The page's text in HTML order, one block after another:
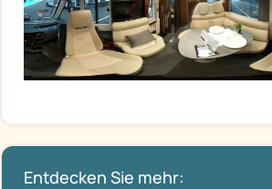
Entdecken Sie mehr: